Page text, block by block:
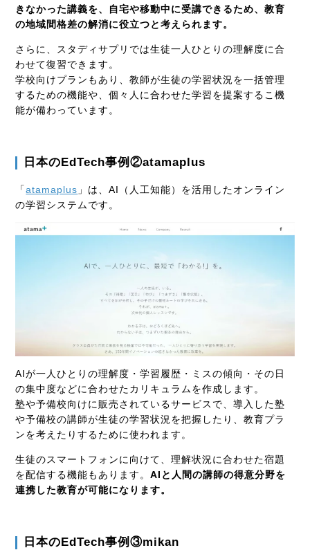
きなかった講義を、自宅や移動中に受講できるため、教育
の地域間格差の解消に役立つと考えられます。
さらに、スタディサプリでは生徒一人ひとりの理解度に合
わせて復習できます。
学校向けプランもあり、教師が生徒の学習状況を一括管理
するための機能や、個々人に合わせた学習を提案するこ機
能が備わっています。
日本のEdTech事例②atamaplus
「atamaplus 」は、AI
（人工知能）を活用したオンライン
の学習システムです。
AIが一人ひとりの理解度・学習履歴・ミスの傾向・その日
の集中度などに合わせたカリキュラムを作成します。
塾や予備校向けに販売されているサービスで、導入した塾
や予備校の講師が生徒の学習状況を把握したり、教育プラ
ンを考えたりするために使われます。
生徒のスマートフォンに向けて、理解状況に合わせた宿題
を配信する機能もあります。AIと人間の講師の得意分野を
連携した教育が可能になります。
日本の EdTech事例③mikan